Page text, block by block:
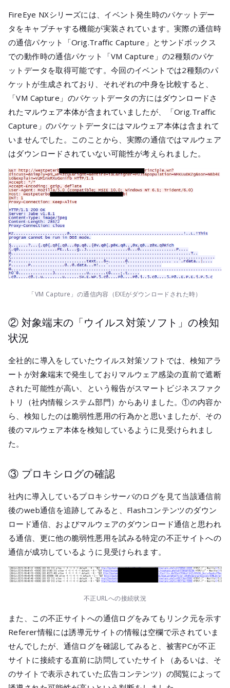
FireEye NXシリーズには、イベント発生時のパケットデー
タをキャプチャする機能が実装されています。実際の通信時
の通信パケット「Orig.Traffic Capture」とサンドボックス
での動作時の通信パケット「VM Capture」の2種類のパケ
ットデータを取得可能です。今回のイベントでは2種類のパ
ケットが生成されており、それぞれの中身を比較すると、
「VM Capture」のパケットデータの方にはダウンロードさ
れたマルウェア本体が含まれていましたが、「Orig.Traffic
Capture」のパケットデータにはマルウェア本体は含まれて
いませんでした。このことから、実際の通信ではマルウェア
はダウンロードされていない可能性が考えられました。
「VM Capture」の通信内容（EXEがダウンロードされた時）
② 対象端末の「ウイルス対策ソフト」の検知
状況
全社的に導入をしていたウイルス対策ソフトでは、検知アラ
ートが対象端末で発生しておりマルウェア感染の直前で遮断
された可能性が高い、という報告がスマートビジネスファク
トリ（社内情報システム部門）からありました。①の内容か
ら、検知したのは脆弱性悪用の行為かと思いましたが、その
後のマルウェア本体を検知しているように見受けられまし
た。
③ プロキシログの確認
社内に導入しているプロキシサーバのログを見て当該通信前
後のweb通信を追跡してみると、Flashコンテンツのダウン
ロード通信、およびマルウェアのダウンロード通信と思われ
る通信、更に他の脆弱性悪用を試みる特定の不正サイトへの
通信が成功しているように見受けられます。
不正URLへの接続状況
また、この不正サイトへの通信ログをみてもリンク元を示す
Referer情報には誘導元サイトの情報は空欄で示されていま
せんでしたが、通信ログを確認してみると、被害PCが不正
サイトに接続する直前に訪問していたサイト（あるいは、そ
のサイトで表示されていた広告コンテンツ）の閲覧によって